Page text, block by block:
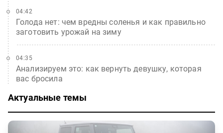
Голода нет: чем вредны соленья и как правильно
заготовить урожай на зиму
04:42
Анализируем это: как вернуть девушку, которая
вас бросила
04:35
Актуальные темы